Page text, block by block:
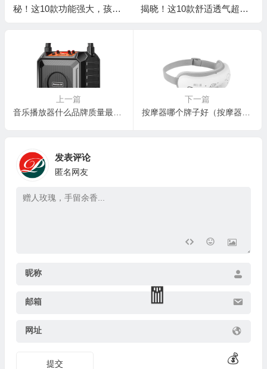
秘！这10款功能强大，孩子
揭晓！这10款舒适透气超好
上一篇
音乐播放器什么品牌质量最好（音乐播放器排名前十）
下一篇
按摩器哪个牌子好（按摩器奥克斯按摩器是品牌吗）
发表评论
匿名网友
昵称
邮箱
网址
提交